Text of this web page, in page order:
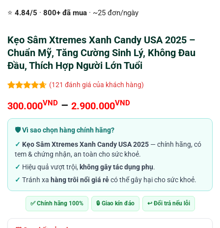
⭐ 4.84/5 · 800+ đã mua · ~25 đơn/ngày
Kẹo Sâm Xtremes Xanh Candy USA 2025 –
Chuẩn Mỹ, Tăng Cường Sinh Lý, Không Đau
Đầu, Thích Hợp Người Lớn Tuổi
5 dựa trên
(121 đánh giá của khách hàng)
300.000VND – 2.900.000VNDKhoảng
giá:
300.000VND
đến
2.900.000VND
🛡️ Vì sao chọn hàng chính hãng?
✓ Kẹo Sâm Xtremes Xanh Candy USA 2025 — chính hãng, có
tem & chứng nhận, an toàn cho sức khoẻ.
✓ Hiệu quả vượt trội, không gây tác dụng phụ.
✓ Tránh xa hàng trôi nổi giá rẻcó thể gây hại cho sức khoẻ.
✅ Chính hãng 100% 🔒 Giao kín đáo ↩️ Đổi trả nếu lỗi